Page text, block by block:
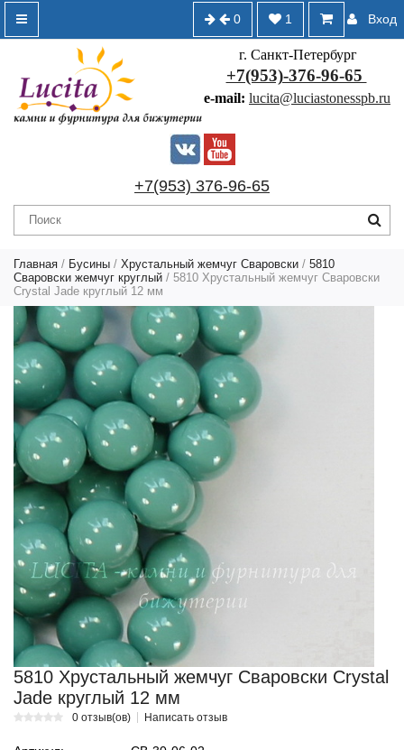
Вход
1
0
г. Санкт-Петербург
+7(953)-376-96-65
e-mail: lucita@luciastonesspb.ru
+7(953) 376-96-65
Главная / Бусины / Хрустальный жемчуг Сваровски / 5810
Сваровски жемчуг круглый / 5810 Хрустальный жемчуг Сваровски
Crystal Jade круглый 12 мм
5810 Хрустальный жемчуг Сваровски Crystal
Jade круглый 12 мм
0 отзыв(ов) Написать отзыв